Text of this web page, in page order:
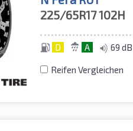
225/65R17102H
D A 69 dB
Reifen Vergleichen